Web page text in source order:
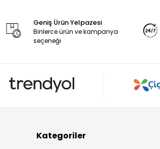
Geniş Ürün Yelpazesi
Binlerce ürün ve kampanya
seçeneği
Kategoriler